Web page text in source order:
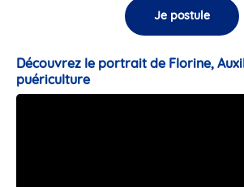
Je postule
Découvrez le portrait de Florine,
puériculture